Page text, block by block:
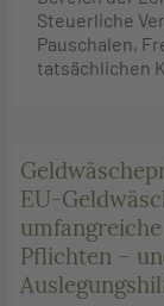
Steuerliche
Pauschalen,
tatsächlichen
EU-
Pflichten –